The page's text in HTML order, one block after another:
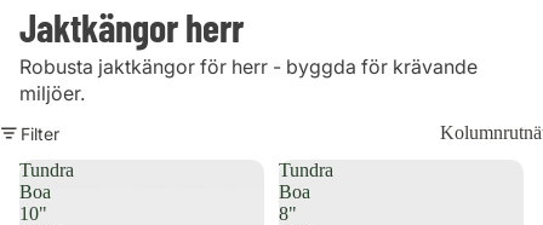
Jaktkängor herr
Robusta jaktkängor för herr - byggda för krävande
miljöer.
Filter
Tundra
Boa
10"
Tundra
Boa
8"